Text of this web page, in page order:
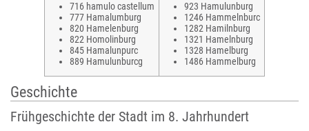
716 hamulo castellum
777 Hamalumburg
820 Hamelenburg
822 Homolinburg
845 Hamalunpurc
889 Hamulunburcg
923 Hamulunburg
1246 Hammelnburc
1282 Hamilnburg
1321 Hamelnburg
1328 Hamelburg
1486 Hammelburg
Geschichte
Frühgeschichte der Stadt im 8. Jahrhundert